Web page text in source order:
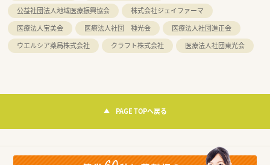
公益社団法人地域医療振興協会
株式会社ジェイファーマ
医療法人宝美会
医療法人社団 種光会
医療法人社団進正会
ウエルシア薬局株式会社
クラフト株式会社 医療法人社団東光会
PAGE TOPへ戻る